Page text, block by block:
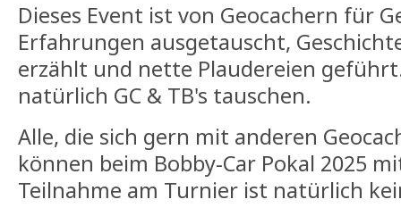
Dieses Event ist von Geocachern für
Erfahrungen ausgetauscht,
erzählt und nette Plaudereien
natürlich GC & TB's tauschen.
Alle, die sich gern mit anderen
können beim Bobby-Car Pokal 2025
Teilnahme am Turnier ist natürlich